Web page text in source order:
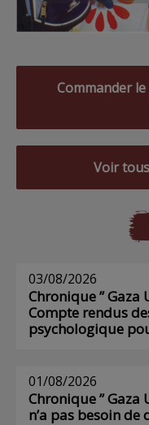
Commander
Voir
03/08/2026
Chronique ” Gaza
Compte rendus
psychologique
01/08/2026
Chronique ” Gaza
n’a pas besoin